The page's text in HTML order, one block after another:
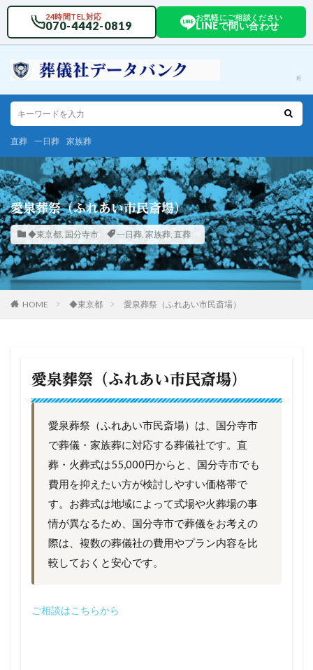
24時間TEL対応
070-4442-0819
お気軽にご相談ください
LINEで問い合わせ
直葬 一日葬 家族葬
愛泉葬祭（ふれあい市民斎場）
◆東京都, 国分寺市 一日葬, 家族葬, 直葬
HOME ◆東京都 愛泉葬祭（ふれあい市民斎場）
愛泉葬祭（ふれあい市民斎場）
愛泉葬祭（ふれあい市民斎場）は、国分寺市
で葬儀・家族葬に対応する葬儀社です。直
葬・火葬式は55,000円からと、国分寺市でも
費用を抑えたい方が検討しやすい価格帯で
す。お葬式は地域によって式場や火葬場の事
情が異なるため、国分寺市で葬儀をお考えの
際は、複数の葬儀社の費用やプラン内容を比
較しておくと安心です。
ご相談はこちらから